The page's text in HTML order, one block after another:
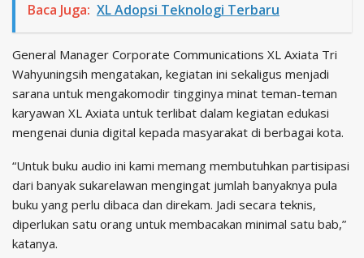
Baca Juga: XL Adopsi Teknologi Terbaru
General Manager Corporate Communications XL Axiata Tri
Wahyuningsih mengatakan, kegiatan ini sekaligus menjadi
sarana untuk mengakomodir tingginya minat teman-teman
karyawan XL Axiata untuk terlibat dalam kegiatan edukasi
mengenai dunia digital kepada masyarakat di berbagai kota.
“Untuk buku audio ini kami memang membutuhkan partisipasi
dari banyak sukarelawan mengingat jumlah banyaknya pula
buku yang perlu dibaca dan direkam. Jadi secara teknis,
diperlukan satu orang untuk membacakan minimal satu bab,”
katanya.